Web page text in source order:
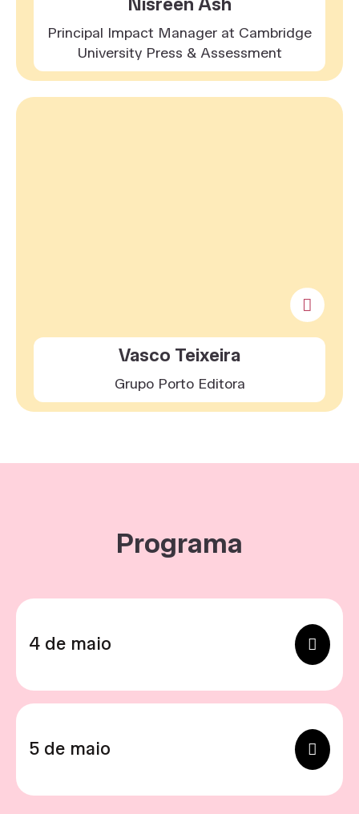
Principal Impact Manager at Cambridge
University Press & Assessment
Vasco Teixeira
Grupo Porto Editora
Programa
4 de maio
5 de maio